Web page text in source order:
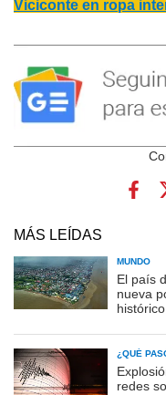
Viciconte en ropa
MÁS LEÍDAS
MUNDO
El país
nueva
¿QUÉ
redes